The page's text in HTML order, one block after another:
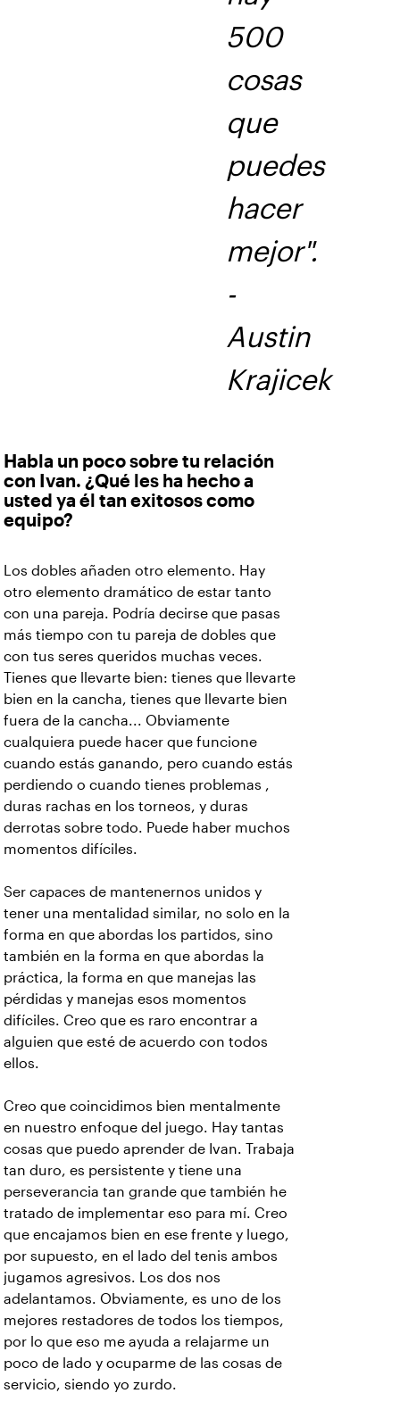
500
cosas
que
puedes
hacer
mejor".
-
Austin
Krajicek
Habla un poco sobre tu relación
con Ivan. ¿Qué les ha hecho a
usted ya él tan exitosos como
equipo?
Los dobles añaden otro elemento. Hay
otro elemento dramático de estar tanto
con una pareja. Podría decirse que pasas
más tiempo con tu pareja de dobles que
con tus seres queridos muchas veces.
Tienes que llevarte bien: tienes que llevarte
bien en la cancha, tienes que llevarte bien
fuera de la cancha... Obviamente
cualquiera puede hacer que funcione
cuando estás ganando, pero cuando estás
perdiendo o cuando tienes problemas ,
duras rachas en los torneos, y duras
derrotas sobre todo. Puede haber muchos
momentos difíciles.
Ser capaces de mantenernos unidos y
tener una mentalidad similar, no solo en la
forma en que abordas los partidos, sino
también en la forma en que abordas la
práctica, la forma en que manejas las
pérdidas y manejas esos momentos
difíciles. Creo que es raro encontrar a
alguien que esté de acuerdo con todos
ellos.
Creo que coincidimos bien mentalmente
en nuestro enfoque del juego. Hay tantas
cosas que puedo aprender de Ivan. Trabaja
tan duro, es persistente y tiene una
perseverancia tan grande que también he
tratado de implementar eso para mí. Creo
que encajamos bien en ese frente y luego,
por supuesto, en el lado del tenis ambos
jugamos agresivos. Los dos nos
adelantamos. Obviamente, es uno de los
mejores restadores de todos los tiempos,
por lo que eso me ayuda a relajarme un
poco de lado y ocuparme de las cosas de
servicio, siendo yo zurdo.